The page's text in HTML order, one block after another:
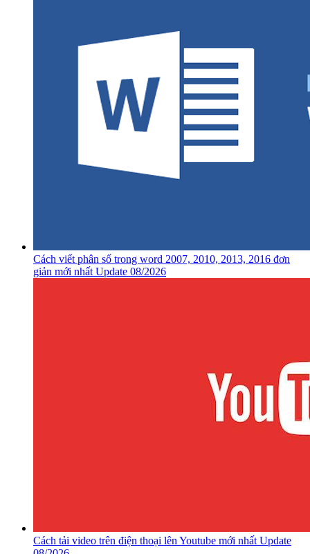
Cách viết phân số trong word 2007, 2010, 2013, 2016 đơn
giản mới nhất Update 08/2026
Cách tải video trên điện thoại lên Youtube mới nhất Update